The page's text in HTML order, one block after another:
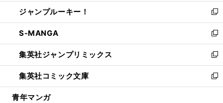
く
で
開
く
ン
ド
ウ
で
開
く
ウ
ィ
ン
ド
ウ
で
開
く
し
い
ウ
ィ
ン
ド
ウ
で
開
ジャンプルーキー！
新
し
い
ウ
ィ
ン
ド
ウ
S-MANGA
新
し
い
ウ
ィ
ン
集英社ジャンプリミックス
新
し
い
ウ
集英社コミック文庫
新
し
青年マンガ